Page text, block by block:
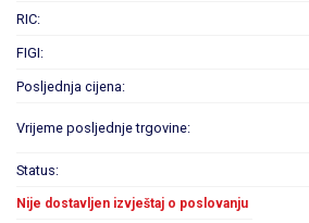
RIC:
FIGI:
Posljednja cijena:
Vrijeme posljednje trgovine:
Status:
Nije dostavljen izvještaj o poslovanju